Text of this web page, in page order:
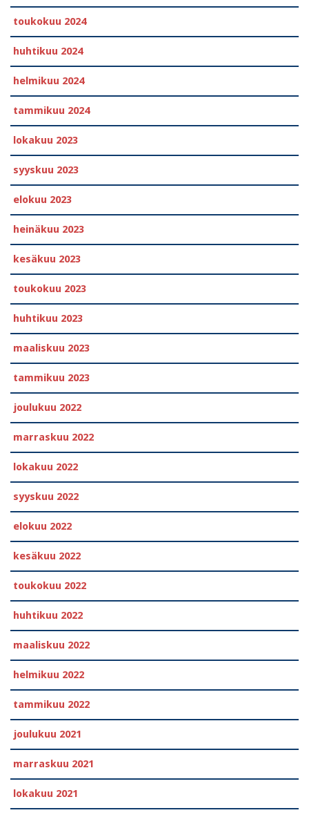
toukokuu 2024
huhtikuu 2024
helmikuu 2024
tammikuu 2024
lokakuu 2023
syyskuu 2023
elokuu 2023
heinäkuu 2023
kesäkuu 2023
toukokuu 2023
huhtikuu 2023
maaliskuu 2023
tammikuu 2023
joulukuu 2022
marraskuu 2022
lokakuu 2022
syyskuu 2022
elokuu 2022
kesäkuu 2022
toukokuu 2022
huhtikuu 2022
maaliskuu 2022
helmikuu 2022
tammikuu 2022
joulukuu 2021
marraskuu 2021
lokakuu 2021